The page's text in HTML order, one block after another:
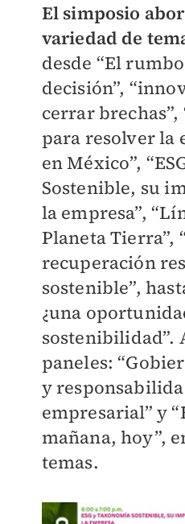
El simposio
variedad de
desde “El
decisión”,
cerrar
para resolver la
en México”,
Sostenible, su
la empresa”,
Planeta Tierra”,
recuperación
sostenible”,
¿una
sostenibilidad”.
paneles:
y
empresarial” y
mañana, hoy”,
temas.